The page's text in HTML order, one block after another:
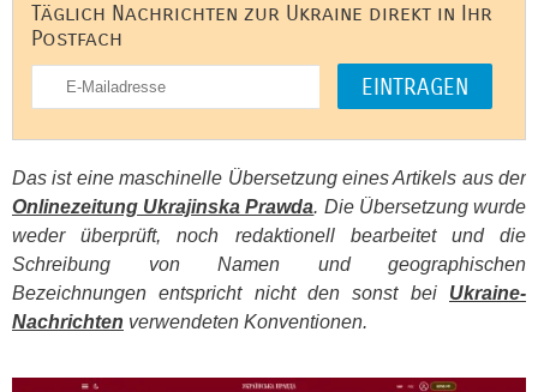
Täglich Nachrichten zur Ukraine direkt in Ihr
Postfach
Das ist eine maschinelle Übersetzung eines Artikels aus der
Onlinezeitung Ukrajinska Prawda. Die Übersetzung wurde
weder überprüft, noch redaktionell bearbeitet und die
Schreibung von Namen und geographischen
Bezeichnungen entspricht nicht den sonst bei Ukraine-
Nachrichten verwendeten Konventionen.